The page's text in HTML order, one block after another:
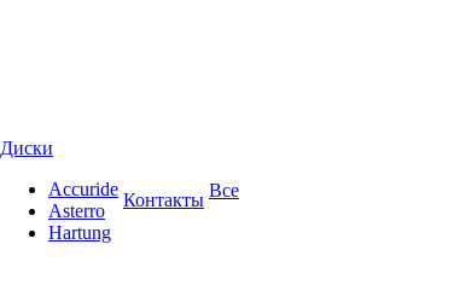
Диски
Accuride
Asterro
Hartung
Контакты Все